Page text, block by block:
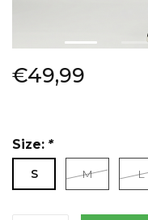
€49,99
Size: *
S M L